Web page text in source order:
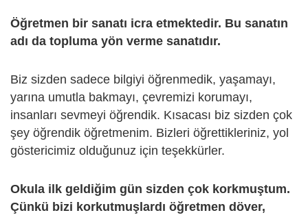
Öğretmen bir sanatı icra etmektedir. Bu sanatın
adı da topluma yön verme sanatıdır.
Biz sizden sadece bilgiyi öğrenmedik, yaşamayı,
yarına umutla bakmayı, çevremizi korumayı,
insanları sevmeyi öğrendik. Kısacası biz sizden çok
şey öğrendik öğretmenim. Bizleri öğrettikleriniz, yol
göstericimiz olduğunuz için teşekkürler.
Okula ilk geldiğim gün sizden çok korkmuştum.
Çünkü bizi korkutmuşlardı öğretmen döver,